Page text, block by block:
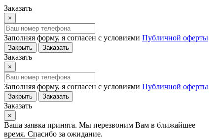
Заказать
×
Заполняя форму, я согласен с условиями Публичной оферты
Закрыть Заказать
Заказать
×
Заполняя форму, я согласен с условиями Публичной оферты
Закрыть Заказать
Заказать
×
Ваша заявка принята. Мы перезвоним Вам в ближайшее
время. Спасибо за ожидание.